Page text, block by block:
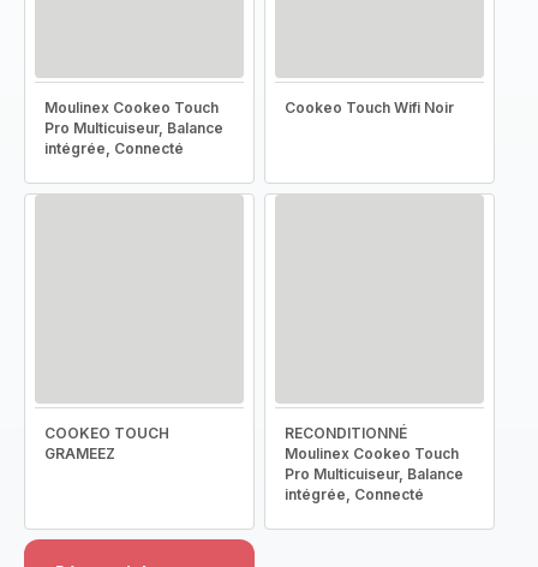
Moulinex Cookeo Touch
Pro Multicuiseur, Balance
intégrée, Connecté
Cookeo Touch Wifi Noir
COOKEO TOUCH
GRAMEEZ
RECONDITIONNÉ
Moulinex Cookeo Touch
Pro Multicuiseur, Balance
intégrée, Connecté